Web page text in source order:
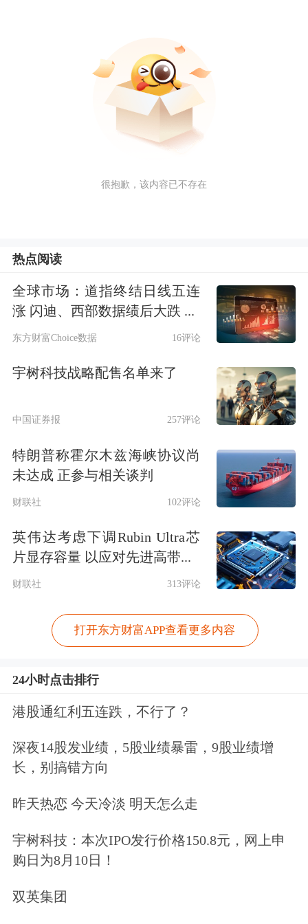
很抱歉，该内容已不存在
热点阅读
全球市场：道指终结日线五连
涨 闪迪、西部数据绩后大跌 ...
东方财富Choice数据 16评论
宇树科技战略配售名单来了
中国证券报 257评论
特朗普称霍尔木兹海峡协议尚
未达成 正参与相关谈判
财联社 102评论
英伟达考虑下调Rubin Ultra芯
片显存容量 以应对先进高带...
财联社 313评论
打开东方财富APP查看更多内容
24小时点击排行
港股通红利五连跌，不行了？
深夜14股发业绩，5股业绩暴雷，9股业绩增
长，别搞错方向
昨天热恋 今天冷淡 明天怎么走
宇树科技：本次IPO发行价格150.8元，网上申
购日为8月10日！
双英集团